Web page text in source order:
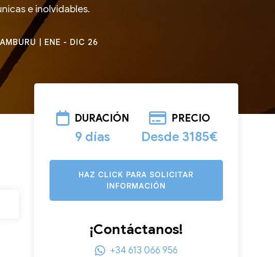
e inolvidables.
| ENE - DIC 26
DURACIÓN
9 días
PRECIO
Desde 3185€
HAZ CLICK PARA SOLICITAR
INFORMACIÓN
¡Contáctanos!
+34 613 066 956